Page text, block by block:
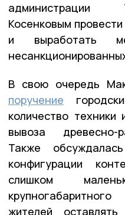
администрации
Косенковым
и выработать
В свою очередь
поручение
количество
вывоза древесно-
Также
конфигурации
слишком
жителей